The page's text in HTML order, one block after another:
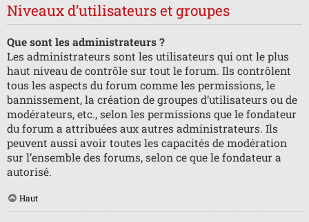
Niveaux d’utilisateurs et groupes
Que sont les administrateurs ?
Les administrateurs sont les utilisateurs qui ont le plus
haut niveau de contrôle sur tout le forum. Ils contrôlent
tous les aspects du forum comme les permissions, le
bannissement, la création de groupes d’utilisateurs ou de
modérateurs, etc., selon les permissions que le fondateur
du forum a attribuées aux autres administrateurs. Ils
peuvent aussi avoir toutes les capacités de modération
sur l’ensemble des forums, selon ce que le fondateur a
autorisé.
Haut